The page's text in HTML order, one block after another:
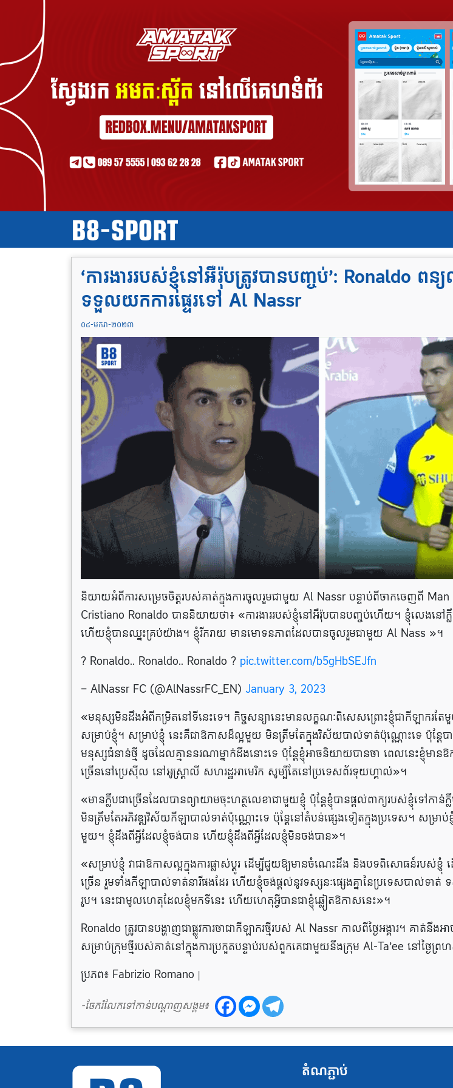
‘ការងាររបស់ខ្ញុំនៅអឺរ៉ុបត្រូវបានបញ្ចប់’: Ronaldo
ទទួលយកការផ្ទេរទៅ Al Nassr
០៤-មករា-២០២៣
និយាយអំពីការសម្រេចចិត្តរបស់គាត់ក្នុងការចូលរួមជាមួយ Al Nassr បន្ទាប់ពីចាកចេញពី
Cristiano Ronaldo បាននិយាយថា៖ «ការងារ​របស់ខ្ញុំនៅអឺរ៉ុបបានបញ្ចប់ហើយ។ ខ្ញុំលេងនៅ
ហើយខ្ញុំបានឈ្នះគ្រប់យ៉ាង។ ខ្ញុំរីករាយ មានមោទនភាពដែលបានចូលរួមជាមួយ Al Nass »។
? Ronaldo.. Ronaldo.. Ronaldo ? pic.twitter.com/b5gHbSEJfn
— AlNassr FC (@AlNassrFC_EN) January 3, 2023
«មនុស្ស​មិន​ដឹង​អំពី​កម្រិត​នៅ​ទីនេះ​ទេ។ កិច្ច​សន្យា​នេះ​មាន​លក្ខណៈ​ពិសេស​ព្រោះ​ខ្ញុំ​ជា​កីឡាករ​តែ​មួយ​
សម្រាប់ខ្ញុំ។ សម្រាប់ខ្ញុំ នេះគឺជាឱកាសដ៏ល្អមួយ មិនត្រឹមតែក្នុងវិស័យបាល់ទាត់ប៉ុណ្ណោះទេ ប៉ុន្តែបា
មនុស្សជំនាន់ថ្មី ដូចដែលគ្មាននរណាម្នាក់ដឹងនោះទេ ប៉ុន្តែខ្ញុំអាចនិយាយបានថា ពេលនេះខ្ញុំមាន
ច្រើននៅប្រេស៊ីល នៅអូស្ត្រាលី សហរដ្ឋអាមេរិក សូម្បីតែនៅប្រទេសព័រទុយហ្គាល់»។
«មានក្លឹបជាច្រើនដែលបានព្យាយាមចុះហត្ថលេខាជាមួយខ្ញុំ ប៉ុន្តែខ្ញុំបានផ្តល់ពាក្យរបស់ខ្ញុំទៅកាន់
មិន​ត្រឹម​តែ​អភិវឌ្ឍ​វិស័យ​កីឡា​បាល់ទាត់​ប៉ុណ្ណោះ​ទេ ប៉ុន្តែ​នៅ​តំបន់​ផ្សេង​ទៀត​ក្នុង​ប្រទេស។ សម្រាប់ខ្
មួយ។ ខ្ញុំដឹងពីអ្វីដែលខ្ញុំចង់បាន ហើយខ្ញុំដឹងពីអ្វីដែលខ្ញុំមិនចង់បាន»។
«សម្រាប់ខ្ញុំ វាជាឱកាសល្អក្នុងការផ្លាស់ប្តូរ ដើម្បីជួយឱ្យមានចំណេះដឹង និងបទពិសោធន៍របស់ខ្
ច្រើន រួមទាំងកីឡាបាល់ទាត់នារីផងដែរ ហើយខ្ញុំចង់ផ្តល់នូវទស្សនៈផ្សេងគ្នានៃប្រទេសបាល់ទ
រូប។ នេះ​ជា​មូល​ហេតុ​ដែល​ខ្ញុំ​មក​ទី​នេះ ហើយ​ហេតុ​អ្វី​បាន​ជា​ខ្ញុំ​ឆ្លៀត​ឱកាស​នេះ»។
Ronaldo ត្រូវបានបង្ហាញជាផ្លូវការថាជាកីឡាករថ្មីរបស់ Al Nassr កាលពីថ្ងៃអង្គារ។ គាត់នឹង
សម្រាប់ក្រុមថ្មីរបស់គាត់នៅក្នុងការប្រកួតបន្ទាប់របស់ពួកគេជាមួយនឹងក្រុម Al-Ta’ee នៅថ្ងៃព្រ
ប្រភព៖ Fabrizio Romano |
-ចែករំលែកទៅកាន់បណ្តាញសង្គម៖
តំណភ្ជាប់